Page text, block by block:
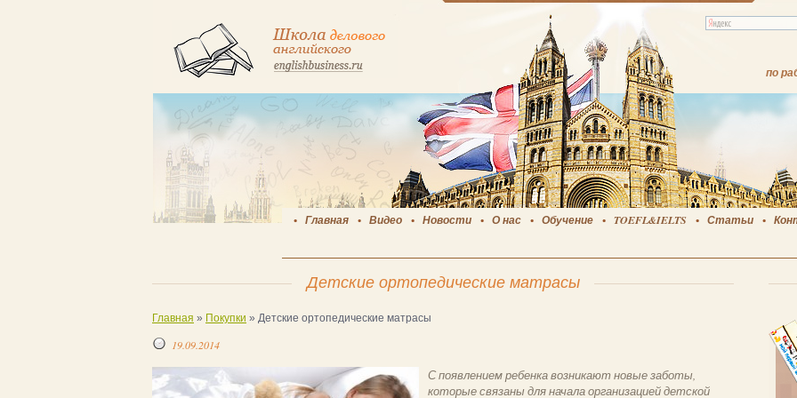
по
Главная Видео Новости О нас Обучение TOEFL&IELTS Статьи
Детские ортопедические матрасы
Главная » Покупки » Детские ортопедические матрасы
19.09.2014
С появлением ребенка возникают новые заботы,
которые связаны для начала организацией детской